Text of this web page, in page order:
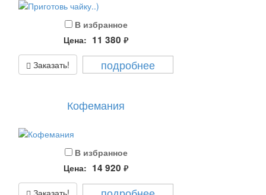
В избранное
Цена: 11 380 руб.
Заказать! подробнее
Кофемания
В избранное
Цена: 14 920 руб.
Заказать!